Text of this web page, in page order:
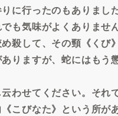
に行ったのもありまし
も気味がよくありませ
殺して、その頸《くび
りますが、蛇にはもう
わせてください。それ
こびなた》という所が